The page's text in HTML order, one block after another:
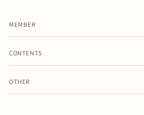
MEMBER
注文履歴
CONTENTS
OTHER